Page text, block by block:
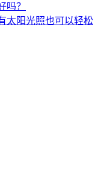
吗？
太阳光照也可以轻松